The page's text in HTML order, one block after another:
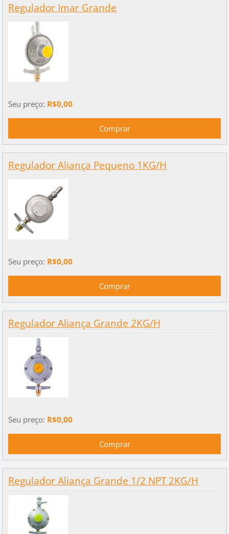
Regulador Imar Grande
Seu preço: R$0,00
Regulador Aliança Pequeno 1KG/H
Seu preço: R$0,00
Regulador Aliança Grande 2KG/H
Seu preço: R$0,00
Regulador Aliança Grande 1/2 NPT 2KG/H